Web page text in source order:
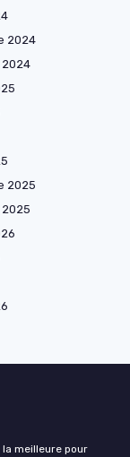
2024
2024
2025
meilleure pour